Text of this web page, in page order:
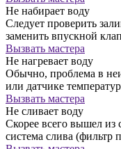
Не набирает воду
Следует проверить
заменить впускной
Вызвать мастера
Не нагревает воду
Обычно, проблема в
или датчике
Вызвать мастера
Не сливает воду
Скорее всего вышел из
система слива (фильтр